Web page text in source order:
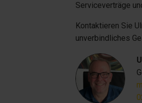
Serviceverträge
Kontaktieren Sie
unverbindliches